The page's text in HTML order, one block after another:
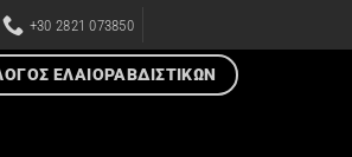
+30 2821 073850
ΕΛΑΙΟΡΑΒΔΙΣΤΙΚΩΝ